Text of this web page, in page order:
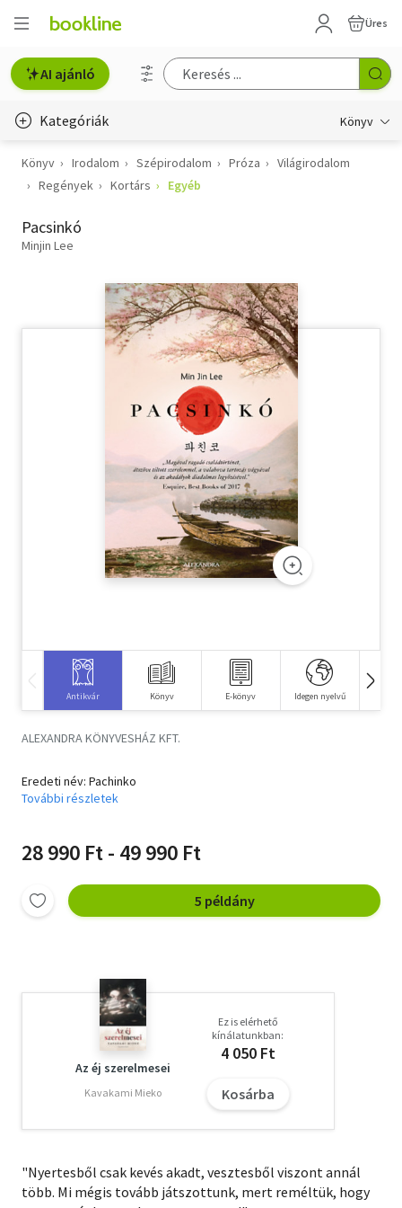
Üres
AI ajánló
Kategóriák Könyv
Életmód, egészség
Gyermek- és ifjúsági
Hobbi, szabadidő
Tankönyv, segédkönyv
Társadalomtudomány
Természettudomány
Könyv Irodalom Szépirodalom Próza
Világirodalom
Regények
Kortárs Egyéb
Pacsinkó
Minjin Lee
Antikvár Könyv E-könyv Idegen nyelvű
ALEXANDRA KÖNYVESHÁZ KFT.
Eredeti név: Pachinko
További részletek
28 990 Ft - 49 990 Ft
5 példány
Az éj szerelmesei
Kavakami Mieko
Ez is elérhető
kínálatunkban:
4 050 Ft
Kosárba
"Nyertesből csak kevés akadt, vesztesből viszont annál
több. Mi mégis tovább játszottunk, mert reméltük, hogy